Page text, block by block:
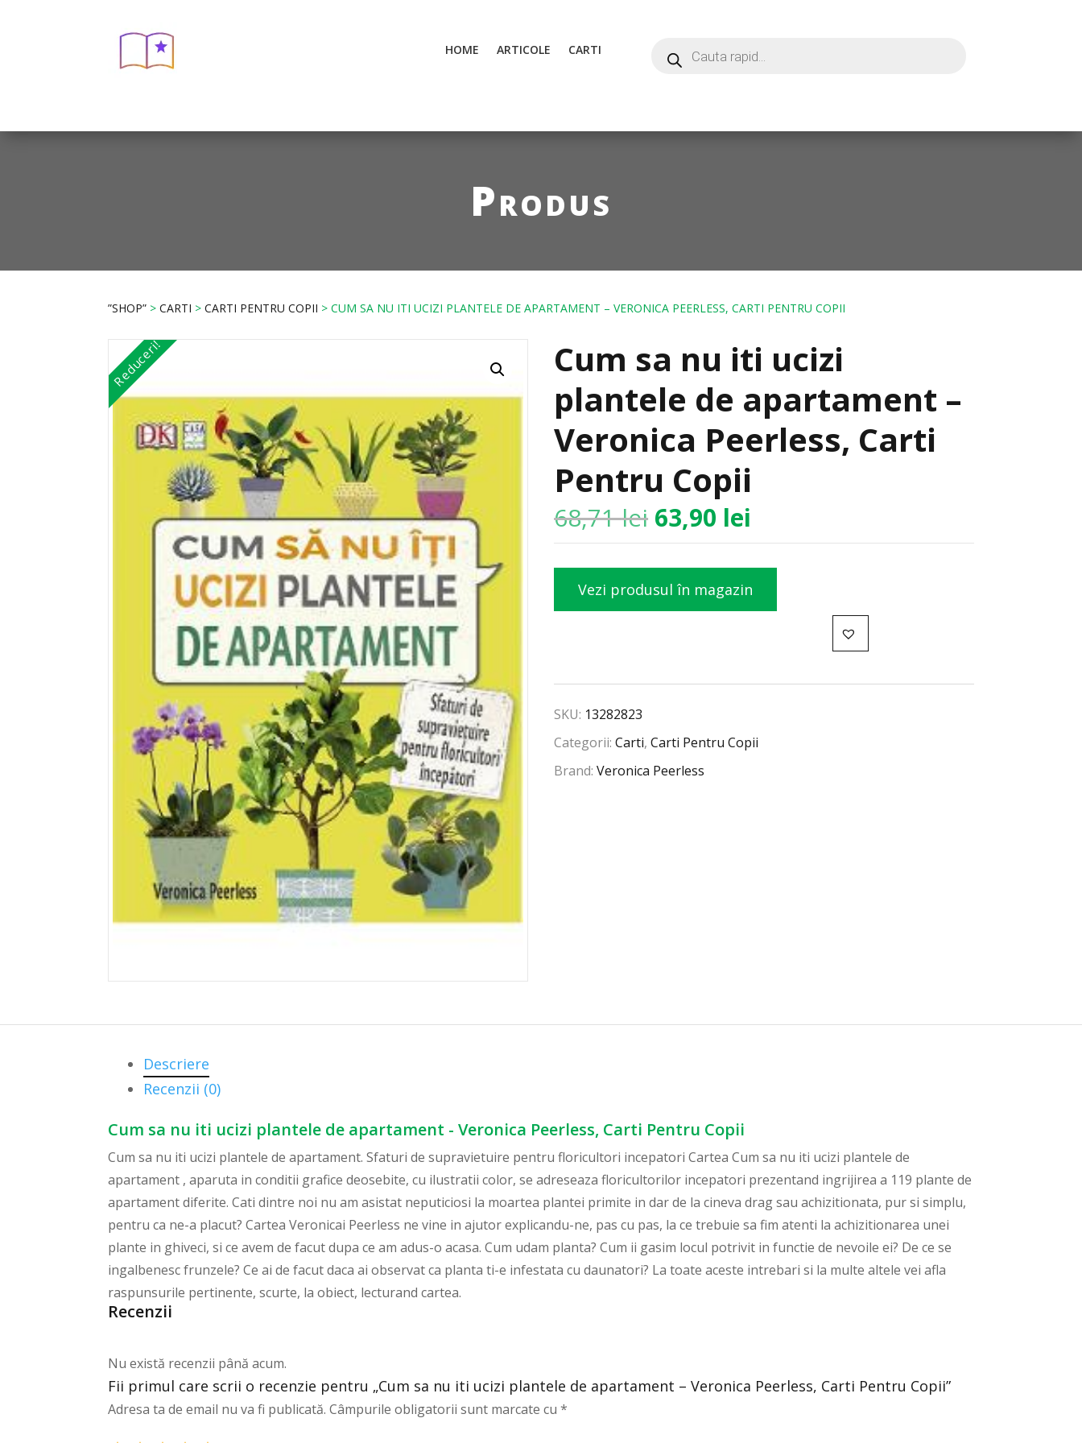
HOME ARTICOLE CARTI
Produs
”SHOP” >CARTI >CARTI PENTRU COPII > CUM SA NU ITI UCIZI PLANTELE DE APARTAMENT – VERONICA PEERLESS, CARTI PENTRU COPII
Reduceri!
Cum sa nu iti ucizi
plantele de apartament –
Veronica Peerless, Carti
Pentru Copii
68,71lei 63,90 lei
Vezi produsul în magazin
SKU: 13282823
Categorii:Carti,Carti Pentru Copii
Brand:Veronica Peerless
Descriere
Recenzii (0)
Cum sa nu iti ucizi plantele de apartament - Veronica Peerless, Carti Pentru Copii
Cum sa nu iti ucizi plantele de apartament. Sfaturi de supravietuire pentru floricultori incepatori Cartea Cum sa nu iti ucizi plantele de
apartament , aparuta in conditii grafice deosebite, cu ilustratii color, se adreseaza floricultorilor incepatori prezentand ingrijirea a 119 plante de
apartament diferite. Cati dintre noi nu am asistat neputiciosi la moartea plantei primite in dar de la cineva drag sau achizitionata, pur si simplu,
pentru ca ne-a placut? Cartea Veronicai Peerless ne vine in ajutor explicandu-ne, pas cu pas, la ce trebuie sa fim atenti la achizitionarea unei
plante in ghiveci, si ce avem de facut dupa ce am adus-o acasa. Cum udam planta? Cum ii gasim locul potrivit in functie de nevoile ei? De ce se
ingalbenesc frunzele? Ce ai de facut daca ai observat ca planta ti-e infestata cu daunatori? La toate aceste intrebari si la multe altele vei afla
raspunsurile pertinente, scurte, la obiect, lecturand cartea.
Recenzii
Nu există recenzii până acum.
Fii primul care scrii o recenzie pentru „Cum sa nu iti ucizi plantele de apartament – Veronica Peerless, Carti Pentru Copii”
Adresa ta de email nu va fi publicată. Câmpurile obligatorii sunt marcate cu*